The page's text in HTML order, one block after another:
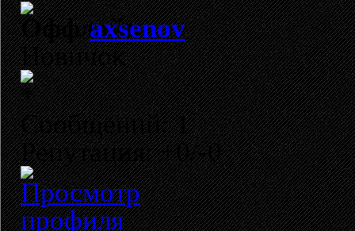
axsenov
Новичок
Сообщений: 1
Репутация: +0/-0